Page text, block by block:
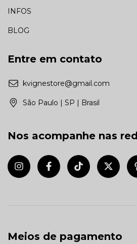
INFOS
BLOG
Entre em contato
kvignestore@gmail.com
São Paulo | SP | Brasil
Nos acompanhe nas
Meios de pagamento